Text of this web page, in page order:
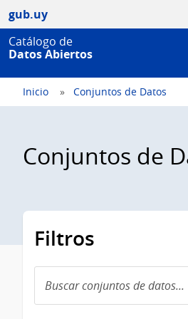
gub.uy
Catálogo de
Datos Abiertos
Inicio Conjuntos de Datos
Conjuntos de
Filtros
conjuntos
de